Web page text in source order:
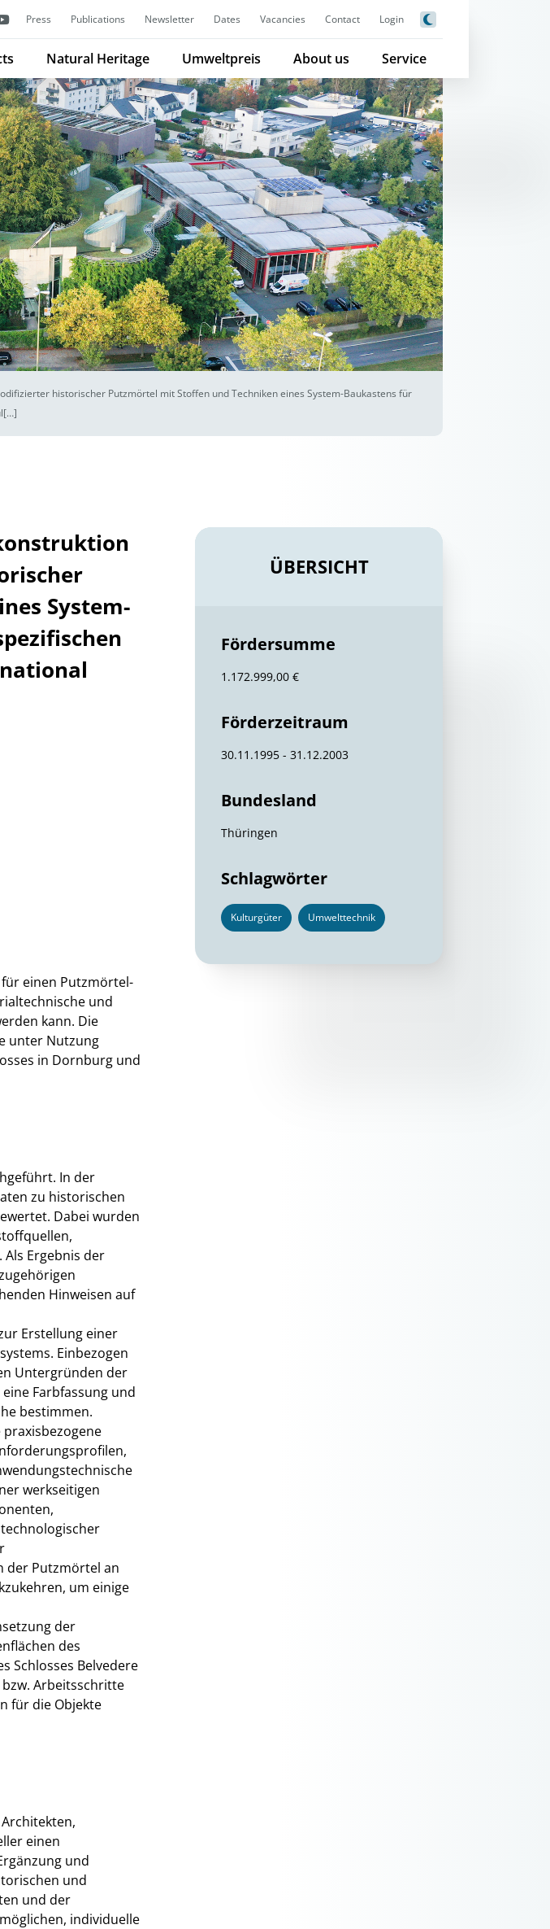
Press Publications Newsletter Dates Vacancies Contact Login
Natural Heritage Umweltpreis About us Service
historischer Putzmörtel mit Stoffen und Techniken eines System-Baukastens für
System-
einen Putzmörtel-
und
kann. Die
unter Nutzung
in Dornburg und
In der
zu historischen
Dabei wurden
Ergebnis der
Hinweisen auf
Erstellung einer
Einbezogen
Untergründen der
Farbfassung und
bestimmen.
werkseitigen
der Putzmörtel an
um einige
der
des
Schlosses Belvedere
Arbeitsschritte
für die Objekte
einen
und
und
und der
individuelle
ÜBERSICHT
Fördersumme
1.172.999,00 €
Förderzeitraum
30.11.1995 - 31.12.2003
Bundesland
Thüringen
Schlagwörter
Kulturgüter Umwelttechnik